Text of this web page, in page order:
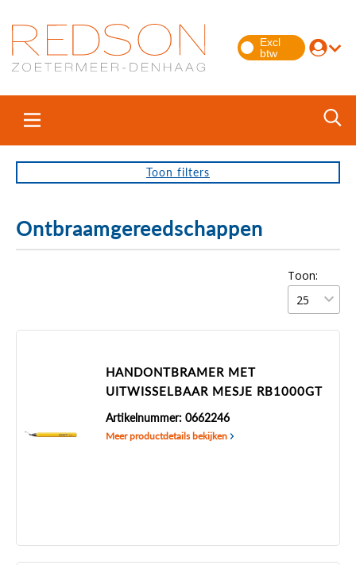
Toon filters
Ontbraamgereedschappen
Toon:
HANDONTBRAMER MET
UITWISSELBAAR MESJE RB1000GT
Artikelnummer: 0662246
Meer productdetails bekijken